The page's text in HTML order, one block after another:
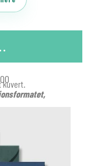
kuvert.